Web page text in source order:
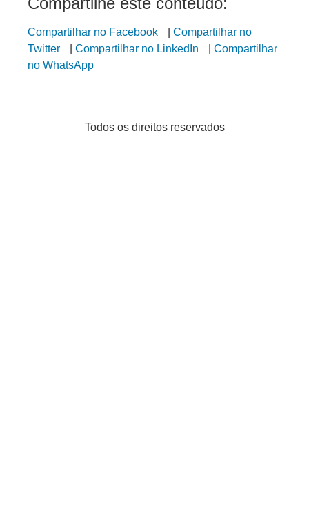
Compartilhar no Facebook
Compartilhar no
Twitter
Compartilhar no LinkedIn
Compartilhar
no WhatsApp
Todos os direitos reservados